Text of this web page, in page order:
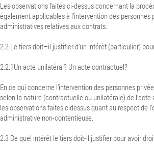
Les observations faites ci-dessus concernant la
également applicables à l’intervention des
administratives relatives aux contrats.
2.2 Le tiers doit–il justifier d’un intérêt (particulier)
2.2.1Un acte unilatéral? Un acte contractuel?
En ce qui concerne l’intervention des personnes
selon la nature (contractuelle ou unilatérale) de
les observations faites cidessus quant au respect de
administrative non-contentieuse.
2.3 De quel intérêt le tiers doit-il justifier pour avoir